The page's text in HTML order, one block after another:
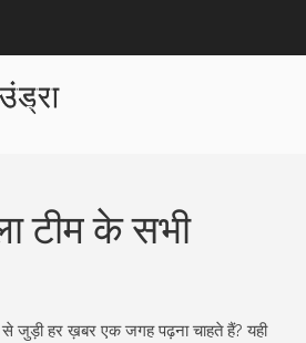
टीम के सभी
से जुड़ी हर ख़बर एक जगह पढ़ना चाहते हैं? यही